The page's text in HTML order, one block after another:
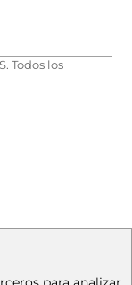
Todos los